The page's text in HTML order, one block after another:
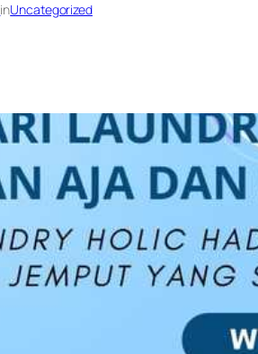
inUncategorized